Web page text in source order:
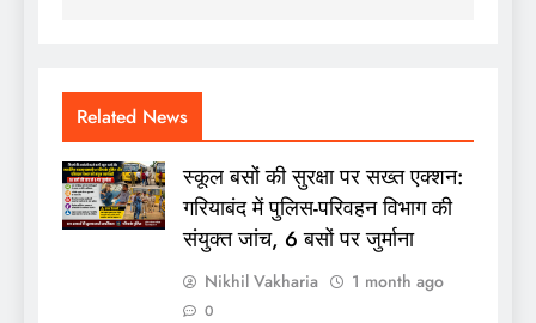
Related News
स्कूल बसों की सुरक्षा पर सख्त एक्शन:
गरियाबंद में पुलिस-परिवहन विभाग की
संयुक्त जांच, 6 बसों पर जुर्माना
Nikhil Vakharia 1 month ago
0